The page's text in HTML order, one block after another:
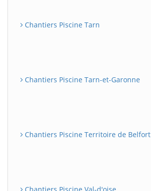
Chantiers Piscine Tarn
Chantiers Piscine Tarn-et-Garonne
Chantiers Piscine Territoire de Belfort